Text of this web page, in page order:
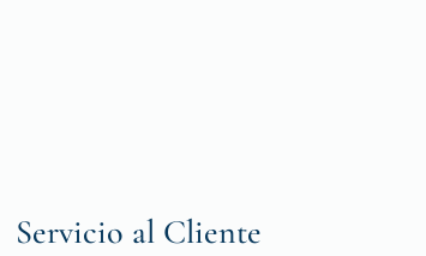
Servicio al Cliente